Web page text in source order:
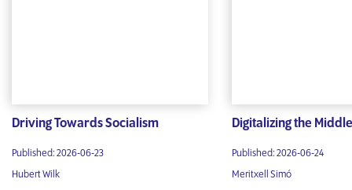
Driving Towards Socialism
Published: 2026-06-23
Hubert Wilk
Digitalizing the
Published: 2026-06-24
Meritxell Simó